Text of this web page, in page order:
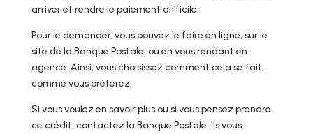
arriver et rendre le paiement difficile.
Pour le demander, vous pouvez le faire en ligne, sur le
site de la Banque Postale, ou en vous rendant en
agence. Ainsi, vous choisissez comment cela se fait,
comme vous préférez.
Si vous voulez en savoir plus ou si vous pensez prendre
ce crédit, contactez la Banque Postale. Ils vous